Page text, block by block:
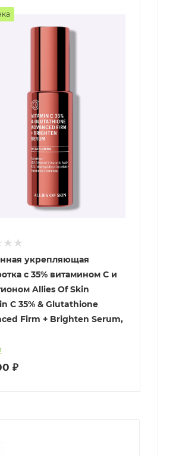
укрепляющая
с 35% витамином С и
Allies Of Skin
C 35% & Glutathione
Firm + Brighten Serum,
₽